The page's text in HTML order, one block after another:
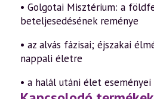
• Golgotai Misztérium: a
beteljesedésének reménye
• az alvás fázisai; éjszakai
nappali életre
• a halál utáni élet eseményei